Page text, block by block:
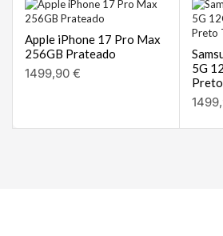
Apple iPhone 17 Pro Max
256GB Prateado
1499,90 €
5G